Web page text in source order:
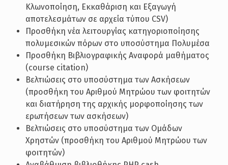
Κλωνοποίηση, Εκκαθάριση και Εξαγωγή
αποτελεσμάτων σε αρχεία τύπου CSV)
Προσθήκη νέα λειτουργίας κατηγοριοποίησης
πολυμεσικών πόρων στο υποσύστημα Πολυμέσα
Προσθήκη Βιβλιογραφικής Αναφορά μαθήματος
(course citation)
Βελτιώσεις στο υποσύστημα των Ασκήσεων
(προσθήκη του Αριθμού Μητρώου των φοιτητών
και διατήρηση της αρχικής μορφοποίησης των
ερωτήσεων των ασκήσεων)
Βελτιώσεις στο υποσύστημα των Ομάδων
Χρηστών (προσθήκη του Αριθμού Μητρώου των
φοιτητών)